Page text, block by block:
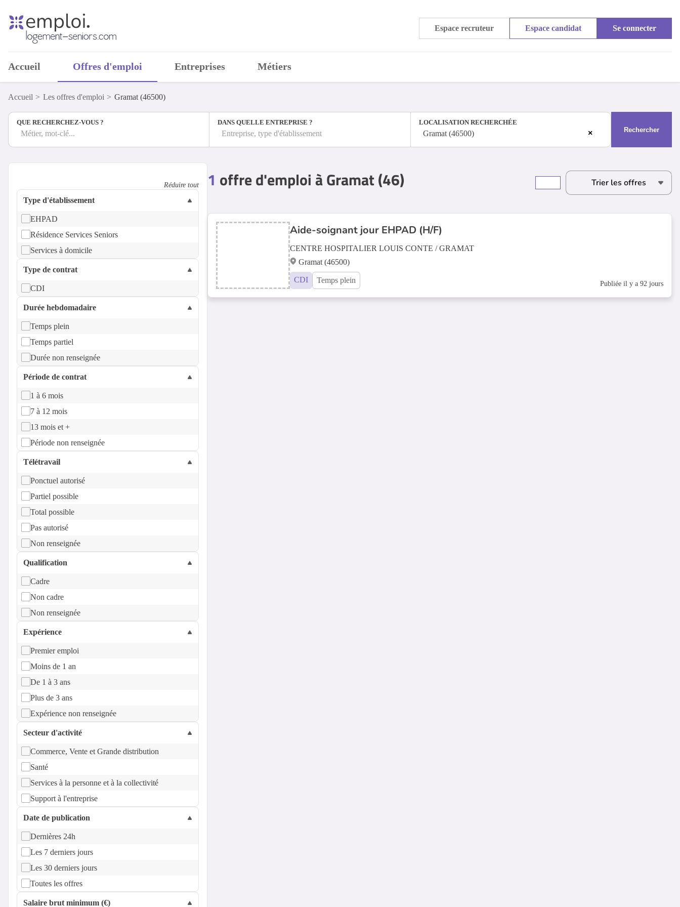
Espace recruteur Espace candidat Se connecter
Accueil Offres d'emploi Entreprises Métiers
Accueil Les offres d'emploi Gramat (46500)
QUE RECHERCHEZ-VOUS ?
Métier, mot-clé...
DANS QUELLE ENTREPRISE ?
Entreprise, type d'établissement
LOCALISATION RECHERCHÉE
×
Gramat (46500) Rechercher
1 offre d'emploi à Gramat (46)
Aide-soignant jour EHPAD (H/F)
CENTRE HOSPITALIER LOUIS CONTE / GRAMAT
Gramat (46500)
CDI Temps plein Publiée il y a 92 jours
Réduire tout
Type d'établissement
EHPAD
Résidence Services Seniors
Services à domicile
Type de contrat
CDI
Durée hebdomadaire
Temps plein
Temps partiel
Durée non renseignée
Période de contrat
1 à 6 mois
7 à 12 mois
13 mois et +
Période non renseignée
Télétravail
Ponctuel autorisé
Partiel possible
Total possible
Pas autorisé
Non renseignée
Qualification
Cadre
Non cadre
Non renseignée
Expérience
Premier emploi
Moins de 1 an
De 1 à 3 ans
Plus de 3 ans
Expérience non renseignée
Secteur d'activité
Commerce, Vente et Grande distribution
Santé
Services à la personne et à la collectivité
Support à l'entreprise
Date de publication
Dernières 24h
Les 7 derniers jours
Les 30 derniers jours
Toutes les offres
Salaire brut minimum (€)